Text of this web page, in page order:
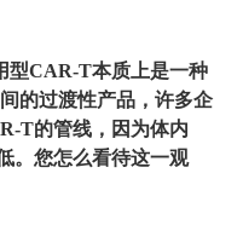
型CAR-T本质上是一种
的过渡性产品，许多企
T的管线，因为体内
。您怎么看待这一观